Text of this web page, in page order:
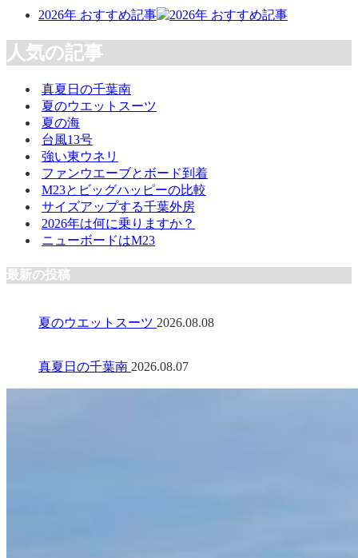
2026年 おすすめ記事
人気の記事
真夏日の千葉南
夏のウエットスーツ
夏の海
台風13号
強い東ウネリ
ファンウエーブとボード到着
M23とビッグハッピーの比較
サイズアップする千葉外房
2026年は何に乗りますか？
ニューボードはM23
最新の投稿
夏のウエットスーツ 2026.08.08
真夏日の千葉南 2026.08.07